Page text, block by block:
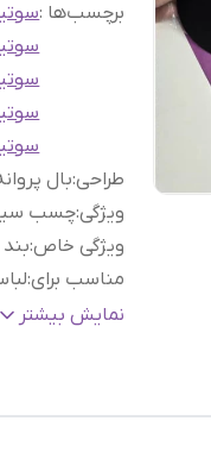
برچسب‌ها :
طراحی:بال
ویژگی:چسب
ویژگی خاص:
مناسب برای:
برتری: سبک،
نمایش بیشتر